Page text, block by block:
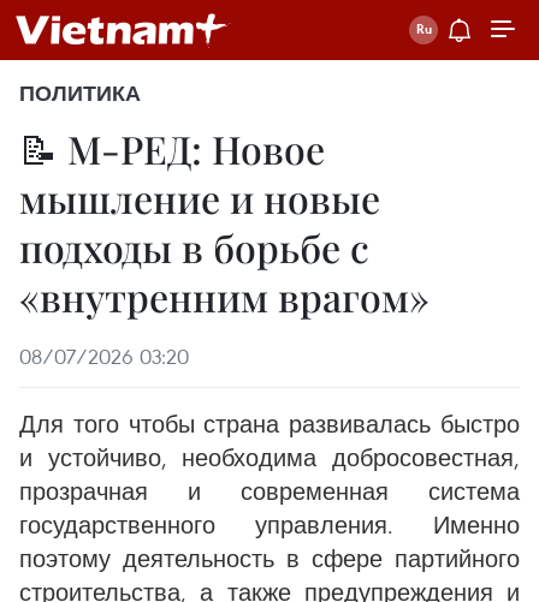
ПОЛИТИКА
📝 М-РЕД: Новое
мышление и новые
подходы в борьбе с
«внутренним врагом»
08/07/2026 03:20
Для того чтобы страна развивалась быстро
и устойчиво, необходима добросовестная,
прозрачная и современная система
государственного управления. Именно
поэтому деятельность в сфере партийного
строительства, а также предупреждения и